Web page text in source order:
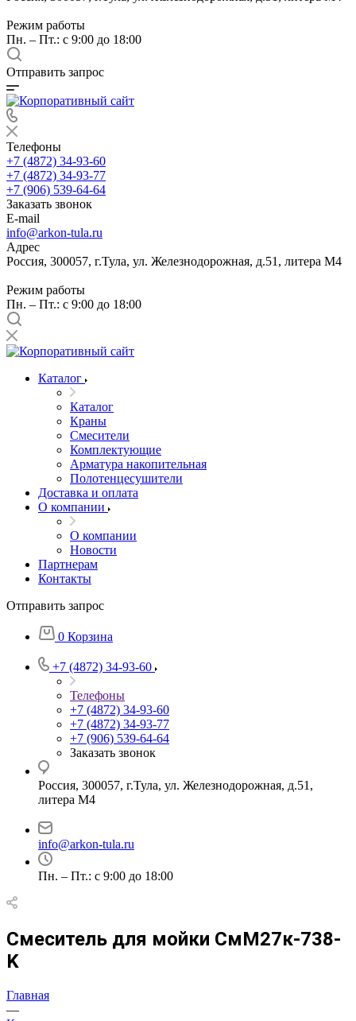
Режим работы
Пн. – Пт.: с 9:00 до 18:00
Отправить запрос
Телефоны
+7 (4872) 34-93-60
+7 (4872) 34-93-77
+7 (906) 539-64-64
Заказать звонок
E-mail
info@arkon-tula.ru
Адрес
Россия, 300057, г.Тула, ул. Железнодорожная, д.51, литера М4
Режим работы
Пн. – Пт.: с 9:00 до 18:00
Каталог
Каталог
Краны
Смесители
Комплектующие
Арматура накопительная
Полотенцесушители
Доставка и оплата
О компании
О компании
Новости
Партнерам
Контакты
Отправить запрос
0 Корзина
+7 (4872) 34-93-60
Телефоны
+7 (4872) 34-93-60
+7 (4872) 34-93-77
+7 (906) 539-64-64
Заказать звонок
Россия, 300057, г.Тула, ул. Железнодорожная, д.51,
литера М4
info@arkon-tula.ru
Пн. – Пт.: с 9:00 до 18:00
Смеситель для мойки СмМ27к-738-
K
Главная
—